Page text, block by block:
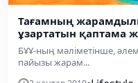
Тағамның
ұзартатын қаптама
БҰҰ-ның мәліметінше,
пайызы жарам...